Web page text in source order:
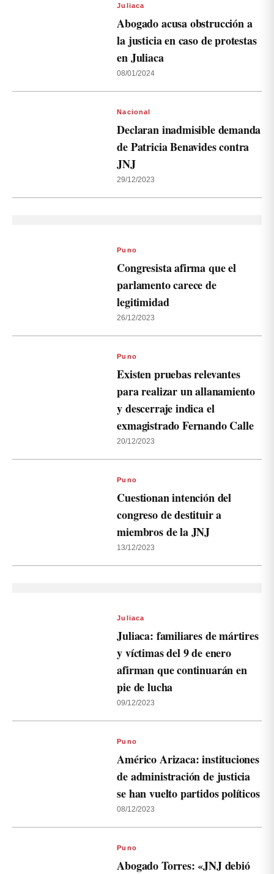
Juliaca
Abogado acusa obstrucción a
la justicia en caso de protestas
en Juliaca
08/01/2024
Nacional
Declaran inadmisible demanda
de Patricia Benavides contra
JNJ
29/12/2023
Puno
Congresista afirma que el
parlamento carece de
legitimidad
26/12/2023
Puno
Existen pruebas relevantes
para realizar un allanamiento
y descerraje indica el
exmagistrado Fernando Calle
20/12/2023
Puno
Cuestionan intención del
congreso de destituir a
miembros de la JNJ
13/12/2023
Juliaca
Juliaca: familiares de mártires
y víctimas del 9 de enero
afirman que continuarán en
pie de lucha
09/12/2023
Puno
Américo Arizaca: instituciones
de administración de justicia
se han vuelto partidos políticos
08/12/2023
Puno
Abogado Torres: «JNJ debió